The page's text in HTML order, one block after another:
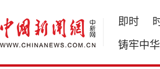
即时
铸牢中